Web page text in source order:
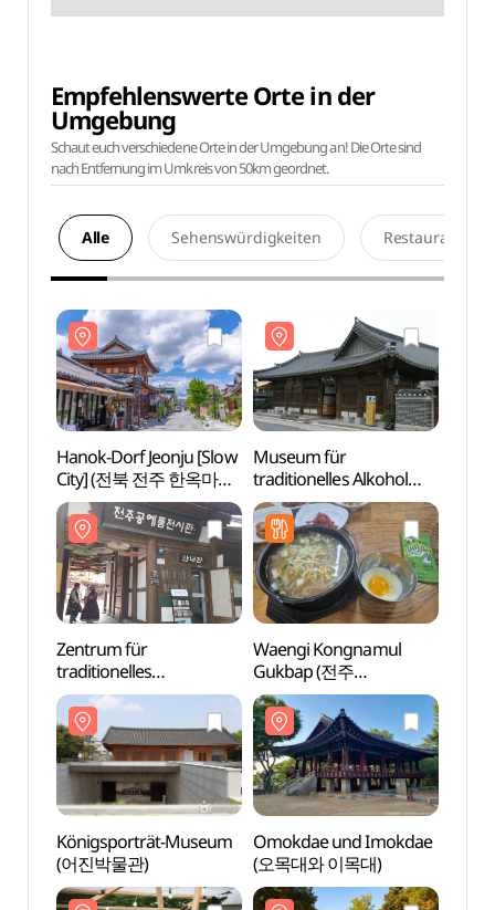
Empfehlenswerte Orte in der
Umgebung
Schaut euch verschiedene Orte in der Umgebung an! Die Orte sind
nach Entfernung im Umkreis von 50km geordnet.
Alle Sehenswürdigkeiten Restaurants
Hanok-Dorf Jeonju [Slow
City] (전북 전주 한옥마을
[슬로시티])
Museum für
traditionelles Alkohol
Jeonju (전주
전통술박물관)
Zentrum für
traditionelles
Kunsthandwerk Jeonju
(전주공예품전시관)
Waengi Kongnamul
Gukbap (전주
왱이콩나물국밥전문점)
Königsporträt-Museum
(어진박물관)
Omokdae und Imokdae
(오목대와 이목대)